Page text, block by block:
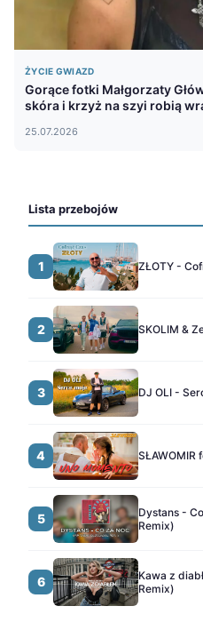
ŻYCIE GWIAZD
Gorące fotki Małgorzaty
skóra i krzyż na szyi robią
25.07.2026
Lista przebojów
1 ZŁOTY -
2 SKOLIM &
3 DJ OLI -
4 SŁAWOMIR
5
Dystans -
Remix)
6
Kawa z
Remix)